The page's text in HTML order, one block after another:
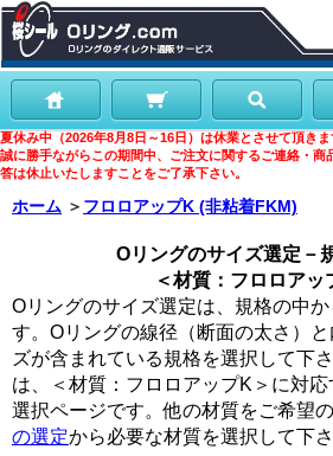
夏休み中（2026年8月8日～16日）は休業とさせて頂きま
誠に勝手ながらこの期間中、ご注文に関するご連絡・商
答は休止いたしますことをご了承下さい。
ホーム ＞ フロロアップK (非粘着FKM)
Oリングのサイズ選定－
＜材質：フロロアッ
Oリングのサイズ選定は、規格の中
す。Oリングの線径（断面の太さ）
ズが含まれている規格を選択して下
は、＜材質：フロロアップK＞に対
選択ページです。他の材質をご希望の
の選定から必要な材質を選択して下さ